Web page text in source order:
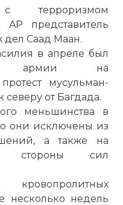
AP представитель
дел Саад Маан.
в апреле был
армии на
мусульман-
северу от Багдада.
меньшинства в
они исключены из
а также на
стороны сил
несколько недель